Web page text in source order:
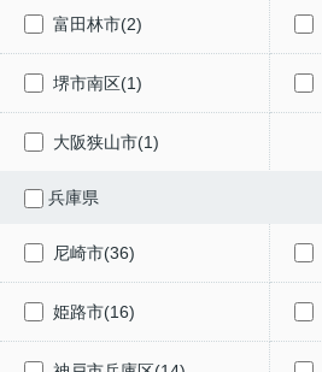
富田林市(2)
堺市南区(1)
大阪狭山市(1)
兵庫県
尼崎市(36)
姫路市(16)